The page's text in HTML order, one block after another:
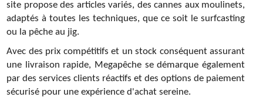
site propose des articles variés, des cannes aux moulinets,
adaptés à toutes les techniques, que ce soit le surfcasting
ou la pêche au jig.
Avec des prix compétitifs et un stock conséquent assurant
une livraison rapide, Megapêche se démarque également
par des services clients réactifs et des options de paiement
sécurisé pour une expérience d'achat sereine.